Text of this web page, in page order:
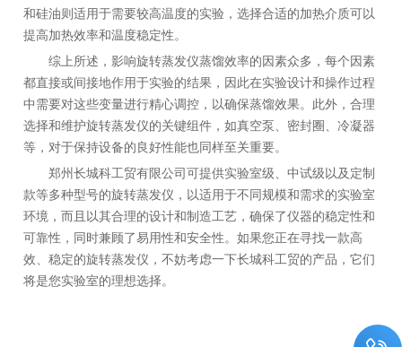
和硅油则适用于需要较高温度的实验，选择合适的加热介质可以
提高加热效率和温度稳定性。
综上所述，影响旋转蒸发仪蒸馏效率的因素众多，每个因素
都直接或间接地作用于实验的结果，因此在实验设计和操作过程
中需要对这些变量进行精心调控，以确保蒸馏效果。此外，合理
选择和维护旋转蒸发仪的关键组件，如真空泵、密封圈、冷凝器
等，对于保持设备的良好性能也同样至关重要。
郑州长城科工贸有限公司可提供实验室级、中试级以及定制
款等多种型号的旋转蒸发仪，以适用于不同规模和需求的实验室
环境，而且以其合理的设计和制造工艺，确保了仪器的稳定性和
可靠性，同时兼顾了易用性和安全性。如果您正在寻找一款高
效、稳定的旋转蒸发仪，不妨考虑一下长城科工贸的产品，它们
将是您实验室的理想选择。